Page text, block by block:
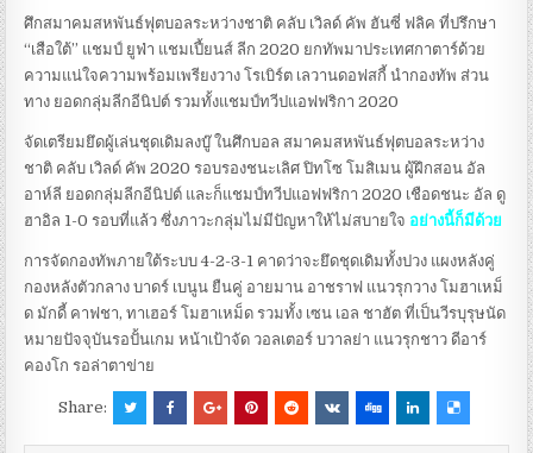
ศึกสมาคมสหพันธ์ฟุตบอลระหว่างชาติ คลับ เวิลด์ คัพ ฮันซี่ ฟลิค ที่ปรึกษา
“เสือใต้” แชมป์ ยูฟ่า แชมเปี้ยนส์ ลีก 2020 ยกทัพมาประเทศกาตาร์ด้วย
ความแน่ใจความพร้อมเพรียงวาง โรเบิร์ต เลวานดอฟสกี้ นำกองทัพ ส่วน
ทาง ยอดกลุ่มลีกอีนิปต์ รวมทั้งแชมป์ทวีปแอฟฟริกา 2020
จัดเตรียมยึดผู้เล่นชุดเดิมลงบู๊ ในศึกบอล สมาคมสหพันธ์ฟุตบอลระหว่าง
ชาติ คลับ เวิลด์ คัพ 2020 รอบรองชนะเลิศ ปิทโซ โมสิเมน ผู้ฝึกสอน อัล
อาห์ลี ยอดกลุ่มลีกอีนิปต์ และก็แชมป์ทวีปแอฟฟริกา 2020 เชือดชนะ อัล ดู
ฮาอิล 1-0 รอบที่แล้ว ซึ่งภาวะกลุ่มไม่มีปัญหาให้ไม่สบายใจ อย่างนี้ก็มีด้วย
การจัดกองทัพภายใต้ระบบ 4-2-3-1 คาดว่าจะยึดชุดเดิมทั้งปวง แผงหลังคู่
กองหลังตัวกลาง บาดร์ เบนูน ยืนคู่ อายมาน อาชราฟ แนวรุกวาง โมฮาเหม็
ด มักดี้ คาฟชา, ทาเฮอร์ โมฮาเหม็ด รวมทั้ง เซน เอล ชาฮัต ที่เป็นวีรบุรุษนัด
หมายปัจจุบันรอปั้นเกม หน้าเป้าจัด วอลเตอร์ บวาลย่า แนวรุกชาว ดีอาร์
คองโก รอล่าตาข่าย
Share: